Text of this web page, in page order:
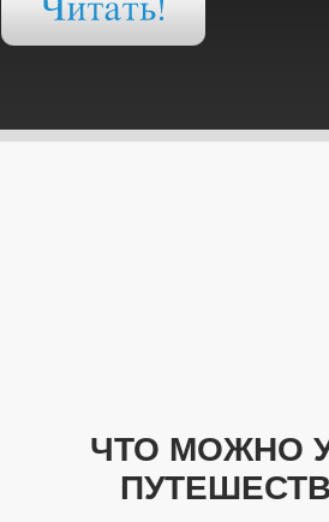
ЧТО МОЖНО